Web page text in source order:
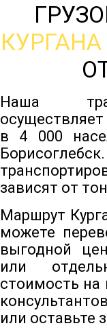
КУРГАНА
Наша
в 4 000
зависят от
Маршрут
можете
выгодной
или
стоимость на
или оставьте